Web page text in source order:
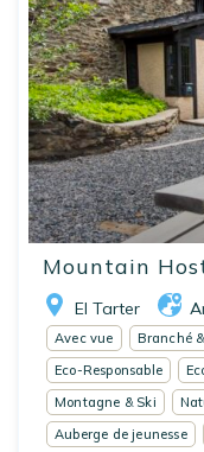
Mountain
El Tarter
Avec vue Branché
Eco-Responsable
Montagne & Ski
Auberge de jeunesse